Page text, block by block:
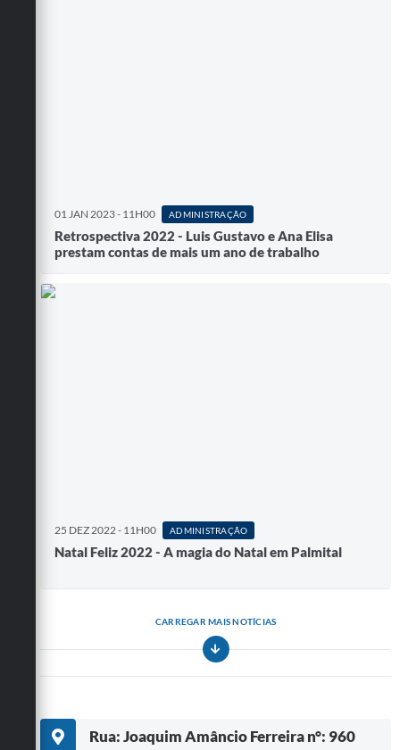
01 JAN 2023 - 11H00 ADMINISTRAÇÃO
Retrospectiva 2022 - Luis Gustavo e Ana Elisa
prestam contas de mais um ano de trabalho
25 DEZ 2022 - 11H00 ADMINISTRAÇÃO
Natal Feliz 2022 - A magia do Natal em Palmital
CARREGAR MAIS NOTÍCIAS
Rua: Joaquim Amâncio Ferreira n°: 960